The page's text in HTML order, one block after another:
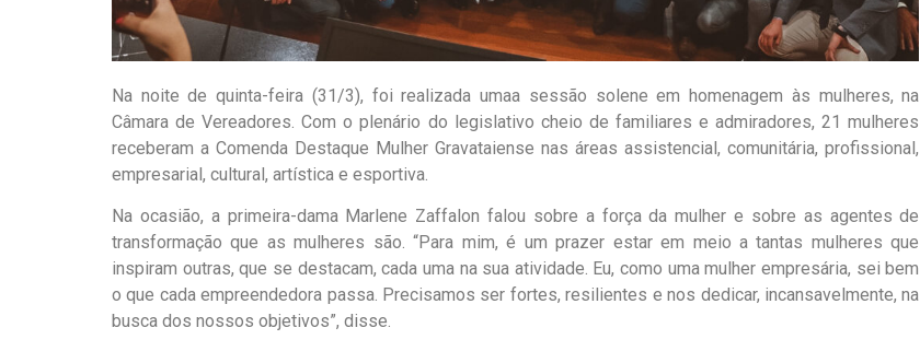
Na noite de quinta-feira (31/3), foi realizada umaa sessão solene em homenagem às mulheres, na
Câmara de Vereadores. Com o plenário do legislativo cheio de familiares e admiradores, 21 mulheres
receberam a Comenda Destaque Mulher Gravataiense nas áreas assistencial, comunitária, profissional,
empresarial, cultural, artística e esportiva.
Na ocasião, a primeira-dama Marlene Zaffalon falou sobre a força da mulher e sobre as agentes de
transformação que as mulheres são. “Para mim, é um prazer estar em meio a tantas mulheres que
inspiram outras, que se destacam, cada uma na sua atividade. Eu, como uma mulher empresária, sei bem
o que cada empreendedora passa. Precisamos ser fortes, resilientes e nos dedicar, incansavelmente, na
busca dos nossos objetivos”, disse.